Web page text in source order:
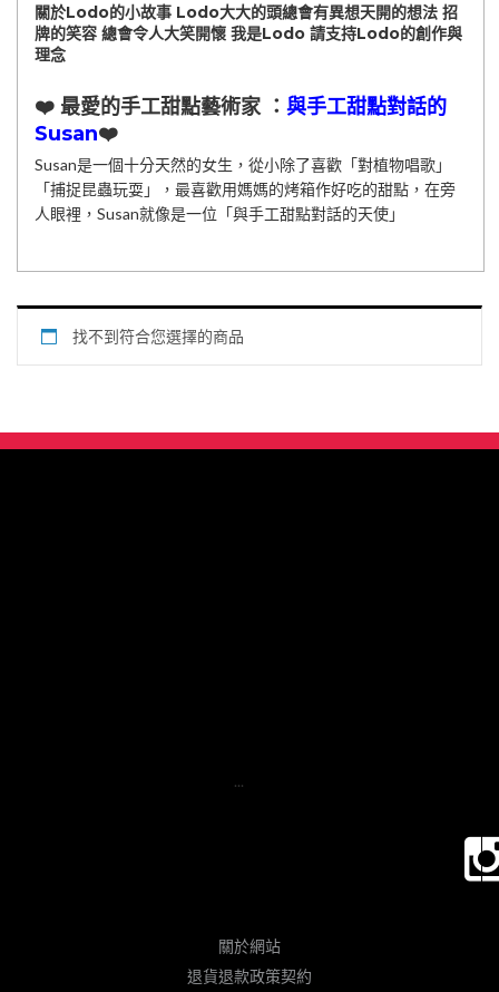
關於Lodo的小故事 Lodo大大的頭總會有異想天開的想法 招
牌的笑容 總會令人大笑開懷 我是Lodo 請支持Lodo的創作與
理念
❤️ 最愛的手工甜點藝術家 ： 與手工甜點對話的
Susan❤️
Susan是一個十分天然的女生，從小除了喜歡「對植物唱歌」
「捕捉昆蟲玩耍」，最喜歡用媽媽的烤箱作好吃的甜點，在旁
人眼裡，Susan就像是一位「與手工甜點對話的天使」
找不到符合您選擇的商品
...
關於網站
退貨退款政策契約